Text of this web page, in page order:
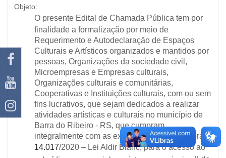
Objeto:
O presente Edital de Chamada Pública tem por
finalidade a formalização por meio de
Requerimento e Autodeclaração de Espaços
Culturais e Artísticos organizados e mantidos por
pessoas, Organizações da sociedade civil,
Microempresas e Empresas culturais,
Organizações culturais e comunitárias,
Cooperativas e Instituições culturais, com ou sem
fins lucrativos, que sejam dedicados a realizar
atividades artísticas e culturais no município de
Barra do Ribeiro - RS, que cumpram
integralmente com as exigências da Lei Federal
14.017/2020 – Lei Aldir Blanc, para o acesso ao